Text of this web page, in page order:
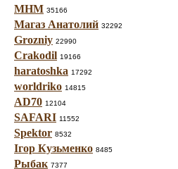
МНМ 35166
Магаз Анатолий 32292
Grozniy 22990
Crakodil 19166
haratoshka 17292
worldriko 14815
AD70 12104
SAFARI 11552
Spektor 8532
Ігор Кузьменко 8485
Рыбак 7377